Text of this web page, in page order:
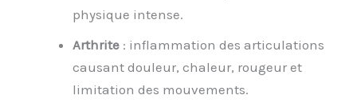
physique intense.
Arthrite : inflammation des articulations
causant douleur, chaleur, rougeur et
limitation des mouvements.